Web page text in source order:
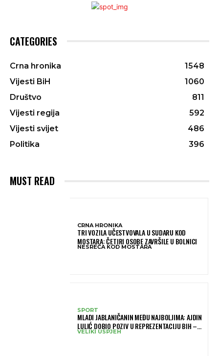
CATEGORIES
Crna hronika
1548
Vijesti BiH
1060
Društvo
811
Vijesti regija
592
Vijesti svijet
486
Politika
396
MUST READ
CRNA HRONIKA
TRI VOZILA UČESTVOVALA U SUDARU KOD
MOSTARA: ČETIRI OSOBE ZAVRŠILE U BOLNICI
NESREĆA KOD MOSTARA
SPORT
MLADI JABLANIČANIN MEĐU NAJBOLJIMA: AJDIN
LULIĆ DOBIO POZIV U REPREZENTACIJU BIH –
BRANIT ĆE BOJE BIH NA SLOVENIA BALL
VELIKI USPJEH